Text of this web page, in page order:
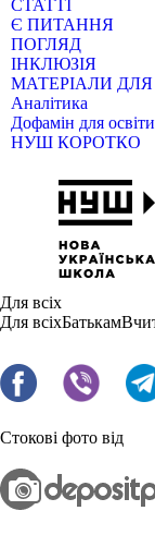
СТАТТІ
Є ПИТАННЯ
ПОГЛЯД
ІНКЛЮЗІЯ
МАТЕРІАЛИ ДЛЯ
Аналітика
Дофамін для освіти
НУШ КОРОТКО
Для всіх
Для всіхБатькам
Стокові фото від